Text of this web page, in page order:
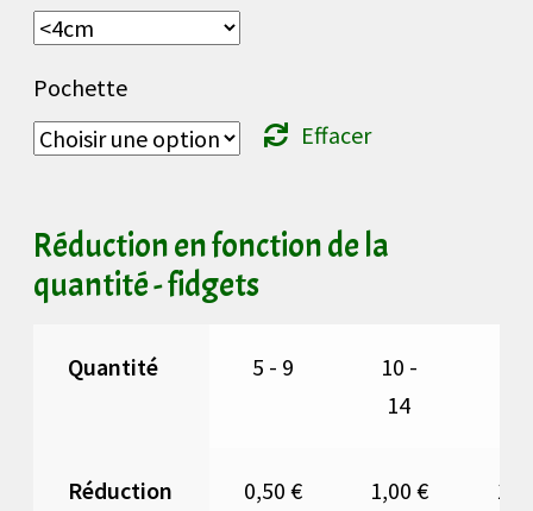
Pochette
Effacer
Réduction en fonction de la
quantité - fidgets
Quantité 5 - 9
10 -
14
Réduction
0,50 € 1,00 €